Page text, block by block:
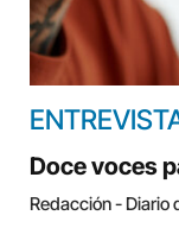
Doce voces
Redacción - Diario